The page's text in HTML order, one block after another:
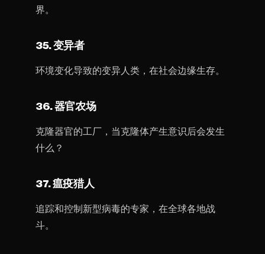
界。
35. 变异者
环境变化导致的变异人类，在社会边缘生存。
36. 器官农场
克隆器官的工厂，当克隆体产生意识后会发生
什么？
37. 瘟疫猎人
追踪和控制新型病毒的专家，在全球各地战
斗。